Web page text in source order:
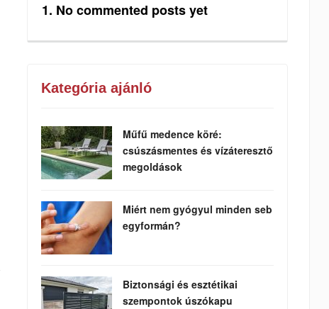
No commented posts yet
Kategória ajánló
Műfű medence köré:
csúszásmentes és vízáteresztő
megoldások
Miért nem gyógyul minden seb
egyformán?
Biztonsági és esztétikai
szempontok úszókapu